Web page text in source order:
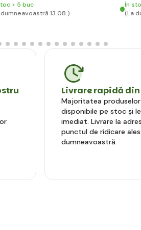
> 5 buc
13.08.)
În
(La
Livrare rapidă
Majoritatea
disponibile pe stoc și
imediat. Livrare la
punctul de ridicare
dumneavoastră.